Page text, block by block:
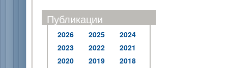
Публикации
2026 2025
2024
2023
2022
2021
2020
2019
2018